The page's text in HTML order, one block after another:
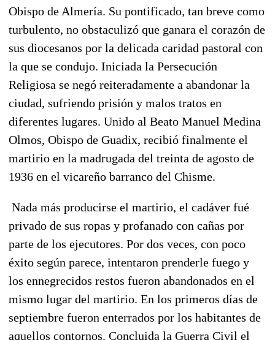
Obispo de Almería. Su pontificado, tan breve como
turbulento, no obstaculizó que ganara el corazón de
sus diocesanos por la delicada caridad pastoral con
la que se condujo. Iniciada la Persecución
Religiosa se negó reiteradamente a abandonar la
ciudad, sufriendo prisión y malos tratos en
diferentes lugares. Unido al Beato Manuel Medina
Olmos, Obispo de Guadix, recibió finalmente el
martirio en la madrugada del treinta de agosto de
1936 en el vicareño barranco del Chisme.
Nada más producirse el martirio, el cadáver fué
privado de sus ropas y profanado con cañas por
parte de los ejecutores. Por dos veces, con poco
éxito según parece, intentaron prenderle fuego y
los ennegrecidos restos fueron abandonados en el
mismo lugar del martirio. En los primeros días de
septiembre fueron enterrados por los habitantes de
aquellos contornos. Concluida la Guerra Civil el